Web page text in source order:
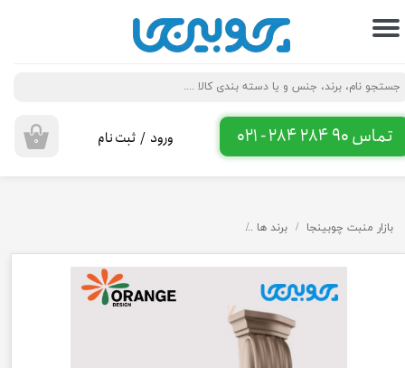
تماس 90 284 284 - 021 ۰ ورود / ثبت نام
حساب کاربری من
تغییر گذر واژه
سفارشات
خروج از حساب کاربری
بازار منبت چوبینجا برند ها